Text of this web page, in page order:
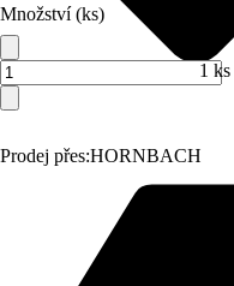
Prodej přes:HORNBACH
Množství (ks)
1 ks